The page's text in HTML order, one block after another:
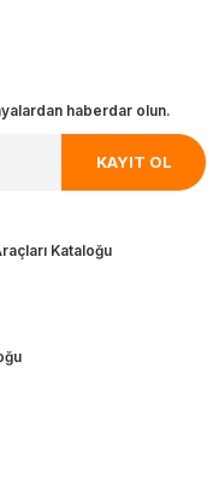
haberdar olun.
KAYIT OL
Kataloğu